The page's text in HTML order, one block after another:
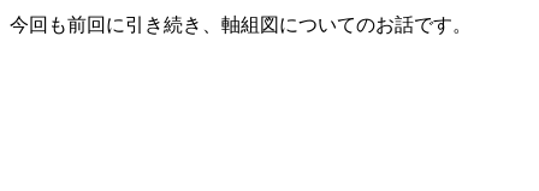
今回も前回に引き続き、軸組図についてのお話です。